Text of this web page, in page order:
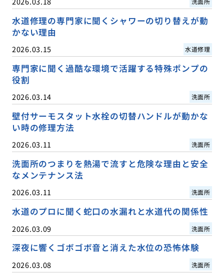
水道修理の専門家に聞くシャワーの切り替えが動
かない理由
2026.03.15 水道修理
専門家に聞く過酷な環境で活躍する特殊ポンプの
役割
2026.03.14 洗面所
壁付サーモスタット水栓の切替ハンドルが動かな
い時の修理方法
2026.03.11 洗面所
洗面所のつまりを熱湯で流すと危険な理由と安全
なメンテナンス法
2026.03.11 洗面所
水道のプロに聞く蛇口の水漏れと水道代の関係性
2026.03.09 洗面所
深夜に響くゴボゴボ音と消えた水位の恐怖体験
2026.03.08 洗面所